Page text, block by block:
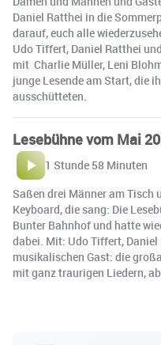
Daniel Ratthei in die
darauf, euch alle
Udo Tiffert, Daniel Ratthei
mit Charlie Müller, Leni
junge Lesende am Start, die
ausschütteten.
Lesebühne vom Mai
1 Stunde 58 Minuten
Saßen drei Männer am Tisch
Keyboard, die sang: Die
Bunter Bahnhof und hatte
dabei. Mit: Udo Tiffert,
musikalischen Gast: die
mit ganz traurigen Liedern,